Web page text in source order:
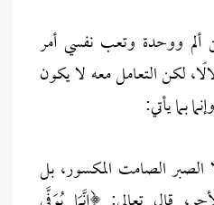
ألم ووحدة وتعب نفسي أمر
لكن التعامل معه لا يكون
بـما يأتي:
الصامت المكسور، بل